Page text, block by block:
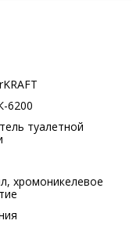
6200
туалетной
хромоникелевое